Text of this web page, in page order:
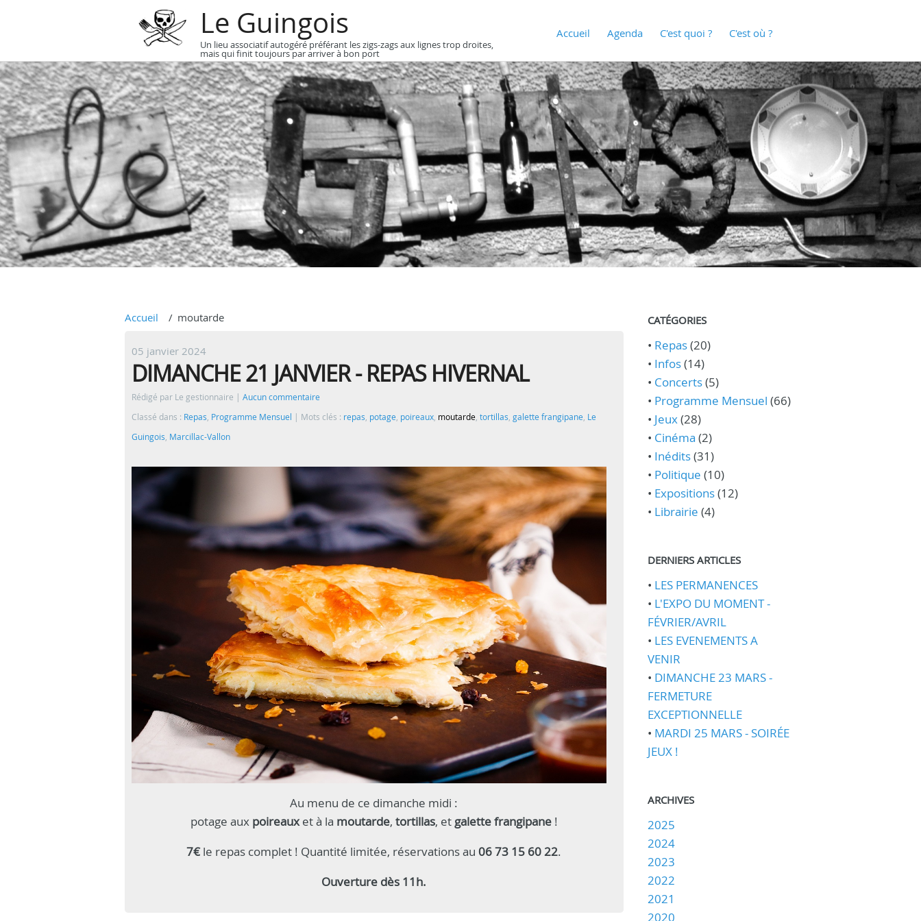
Le Guingois
Un lieu associatif autogéré préférant les zigs-zags aux lignes trop droites,
mais qui finit toujours par arriver à bon port
Accueil Agenda C'est quoi ? C'est où ?
Accueil moutarde
05 janvier 2024
DIMANCHE 21 JANVIER - REPAS HIVERNAL
Rédigé par Le gestionnaire
Aucun commentaire
Classé dans : Repas, Programme Mensuel Mots clés : repas, potage, poireaux, moutarde, tortillas, galette frangipane, Le
Guingois, Marcillac-Vallon
Au menu de ce dimanche midi :
potage aux poireauxet à la moutarde, tortillas, et galette frangipane!
7€le repas complet ! Quantité limitée, réservations au06 73 15 60 22.
Ouverture dès 11h.
CATÉGORIES
• Repas(20)
• Infos(14)
• Concerts(5)
• Programme Mensuel (66)
• Jeux(28)
• Cinéma (2)
• Inédits(31)
• Politique (10)
• Expositions(12)
• Librairie (4)
DERNIERS ARTICLES
• LES PERMANENCES
• L'EXPO DU MOMENT -
FÉVRIER/AVRIL
• LES EVENEMENTS A
VENIR
• DIMANCHE 23 MARS -
FERMETURE
EXCEPTIONNELLE
• MARDI 25 MARS - SOIRÉE
JEUX !
ARCHIVES
2025
2024
2023
2022
2021
2020